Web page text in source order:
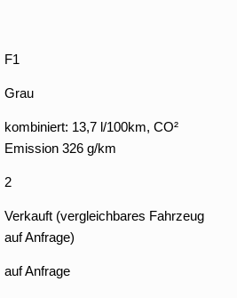
F1
Grau
kombiniert: 13,7 l/100km, CO²
Emission 326 g/km
2
Verkauft (vergleichbares Fahrzeug
auf Anfrage)
auf Anfrage